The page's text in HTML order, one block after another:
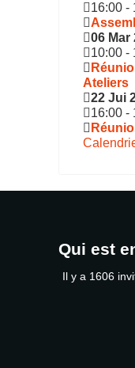
16:00 -
06 Mar
10:00 -
Ateliers
22 Jui
16:00 -
Qui est
Il y a 1606